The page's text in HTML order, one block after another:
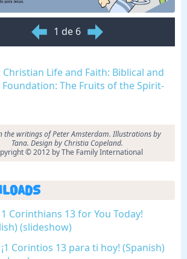
1 de 6
Christian Life and Faith: Biblical and
The Fruits of the Spirit-
the writings of Peter Amsterdam. Illustrations by
Tana. Design by Christia Copeland.
© 2012 by The Family International
1 Corinthians 13 for You Today!
(slideshow)
¡1 Corintios 13 para ti hoy! (Spanish)